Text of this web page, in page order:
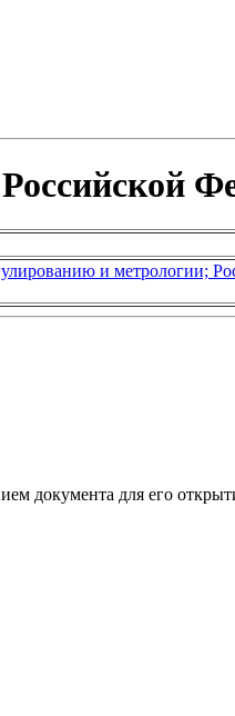
и метрологии;
документа для его